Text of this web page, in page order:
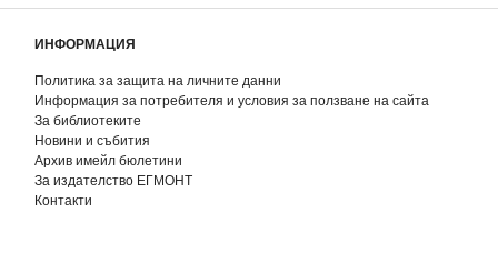
ИНФОРМАЦИЯ
Политика за защита на личните данни
Информация за потребителя и условия за ползване на сайта
За библиотеките
Новини и събития
Архив имейл бюлетини
За издателство ЕГМОНТ
Контакти